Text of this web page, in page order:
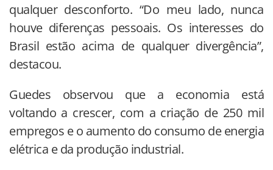
qualquer desconforto. “Do meu lado, nunca
houve diferenças pessoais. Os interesses do
Brasil estão acima de qualquer divergência”,
destacou.
Guedes observou que a economia está
voltando a crescer, com a criação de 250 mil
empregos e o aumento do consumo de energia
elétrica e da produção industrial.